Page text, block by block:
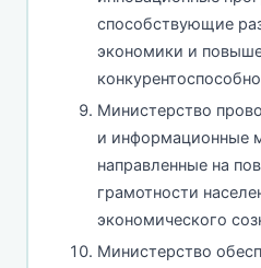
способствующие
экономики и
Министерство
и информационные
направленные на
грамотности
экономического
Министерство